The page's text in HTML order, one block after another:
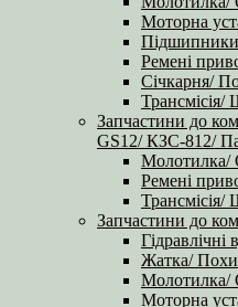
Моторна
Ремені
Січкарня/
Трансмісія/
Запчастини до
GS12/ КЗС-812/
Молотилка/
Ремені
Трансмісія/
Запчастини до
Гідравлічні
Жатка/
Молотилка/
Моторна